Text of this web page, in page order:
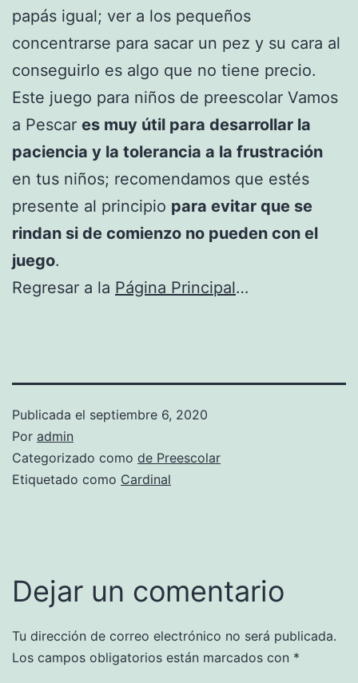
papás igual; ver a los pequeños
concentrarse para sacar un pez y su cara al
conseguirlo es algo que no tiene precio.
Este juego para niños de preescolar Vamos
a Pescar es muy útil para desarrollar la
paciencia y la tolerancia a la frustración
en tus niños; recomendamos que estés
presente al principio para evitar que se
rindan si de comienzo no pueden con el
juego.
Regresar a la Página Principal…
Publicada el septiembre 6, 2020
Por admin
Categorizado como de Preescolar
Etiquetado como Cardinal
Dejar un comentario
Tu dirección de correo electrónico no será publicada.
Los campos obligatorios están marcados con *